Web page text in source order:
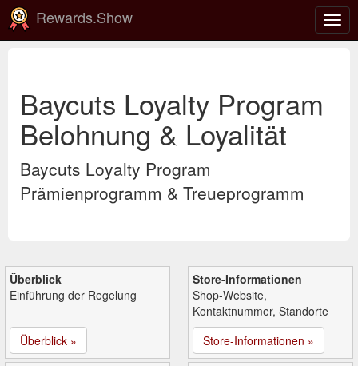
ein-/
Rewards.Show
Baycuts Loyalty Program
Belohnung & Loyalität
Baycuts Loyalty Program
Prämienprogramm & Treueprogramm
Überblick
Einführung der Regelung
Überblick »
Store-Informationen
Shop-Website,
Kontaktnummer, Standorte
Store-Informationen »